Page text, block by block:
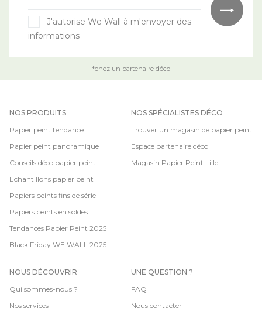
J'autorise We Wall à m'envoyer des
informations
*chez un partenaire déco
NOS PRODUITS
Papier peint tendance
Papier peint panoramique
Conseils déco papier peint
Echantillons papier peint
Papiers peints fins de série
Papiers peints en soldes
Tendances Papier Peint 2025
Black Friday WE WALL 2025
NOS SPÉCIALISTES DÉCO
Trouver un magasin de papier peint
Espace partenaire déco
Magasin Papier Peint Lille
NOUS DÉCOUVRIR
Qui sommes-nous ?
Nos services
UNE QUESTION ?
FAQ
Nous contacter